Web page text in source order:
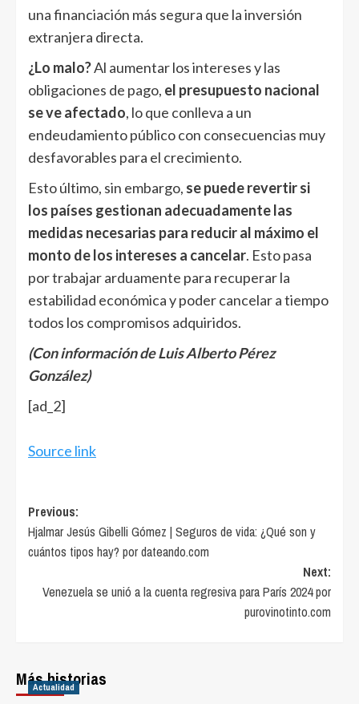
una financiación más segura que la inversión
extranjera directa.
¿Lo malo?Al aumentar los intereses y las
obligaciones de pago, el presupuesto nacional
se ve afectado, lo que conlleva a un
endeudamiento público con consecuencias muy
desfavorables para el crecimiento.
Esto último, sin embargo, se puede revertir si
los países gestionan adecuadamente las
medidas necesarias para reducir al máximo el
monto de los intereses a cancelar. Esto pasa
por trabajar arduamente para recuperar la
estabilidad económica y poder cancelar a tiempo
todos los compromisos adquiridos.
(Con información de Luis Alberto Pérez
González)
[ad_2]
Source link
Post
navigation
Previous:
Hjalmar Jesús Gibelli Gómez | Seguros de vida: ¿Qué son y
cuántos tipos hay? por dateando.com
Next:
Venezuela se unió a la cuenta regresiva para París 2024 por
purovinotinto.com
Más historias
Actualidad